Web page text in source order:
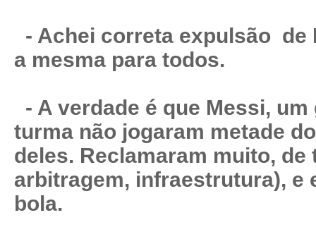
- Achei correta expulsão de
a mesma para todos.
- A verdade é que Messi,
turma não jogaram metade
deles. Reclamaram muito, de
arbitragem, infraestrutura), e
bola.